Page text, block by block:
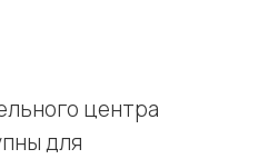
центра
для